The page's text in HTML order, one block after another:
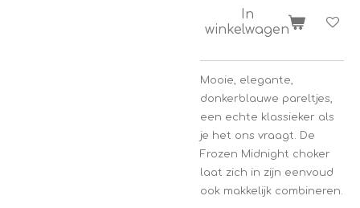
In
winkelwagen
Mooie, elegante,
donkerblauwe pareltjes,
een echte klassieker als
je het ons vraagt. De
Frozen Midnight choker
laat zich in zijn eenvoud
ook makkelijk combineren.